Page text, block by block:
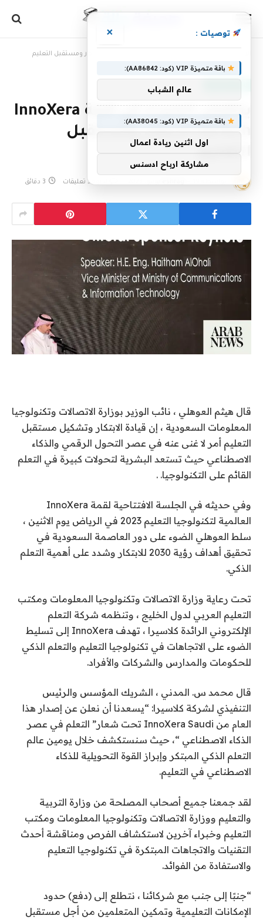
يناقش الخبراء في قمة InnoXera
EdTech الابتكار ومستقبل
التعليم
لا توجد تعليقات 3 دقائق
قال هيثم العوهلي ، نائب الوزير بوزارة الاتصالات وتكنولوجيا
المعلومات السعودية ، إن قيادة الابتكار وتشكيل مستقبل
التعليم أمر لا غنى عنه في عصر التحول الرقمي والذكاء
الاصطناعي حيث تستعد البشرية لتحولات كبيرة في التعلم
القائم على التكنولوجيا. .
وفي حديثه في الجلسة الافتتاحية لقمة InnoXera
العالمية لتكنولوجيا التعليم 2023 في الرياض يوم الاثنين ،
سلط العوهلي الضوء على دور العاصمة السعودية في
تحقيق أهداف رؤية 2030 للابتكار وشدد على أهمية التعلم
الذكي.
تحت رعاية وزارة الاتصالات وتكنولوجيا المعلومات ومكتب
التعليم العربي لدول الخليج ، وتنظمه شركة التعلم
الإلكتروني الرائدة كلاسيرا ، تهدف InnoXera إلى تسليط
الضوء على الاتجاهات في تكنولوجيا التعليم والتعلم الذكي
للحكومات والمدارس والشركات والأفراد.
قال محمد س. المدني ، الشريك المؤسس والرئيس
التنفيذي لشركة كلاسيرا: “يسعدنا أن نعلن عن إصدار هذا
العام من InnoXera Saudi تحت شعار” التعلم في عصر
الذكاء الاصطناعي “، حيث سنستكشف خلال يومين عالم
التعلم الذكي المبتكر وإبراز القوة التحويلية للذكاء
الاصطناعي في التعليم.
لقد جمعنا جميع أصحاب المصلحة من وزارة التربية
والتعليم ووزارة الاتصالات وتكنولوجيا المعلومات ومكتب
التعليم وخبراء آخرين لاستكشاف الفرص ومناقشة أحدث
التقنيات والاتجاهات المبتكرة في تكنولوجيا التعليم
والاستفادة من الفوائد.
“جنبًا إلى جنب مع شركائنا ، نتطلع إلى (دفع) حدود
الإمكانات التعليمية وتمكين المتعلمين من أجل مستقبل
توصيات : ×
باقة متميزة VIP (كود: AA86842):
عالم الشباب
باقة متميزة VIP (كود: AA38045):
اول اثنين ريادة اعمال
مشاركة ارباح ادسنس